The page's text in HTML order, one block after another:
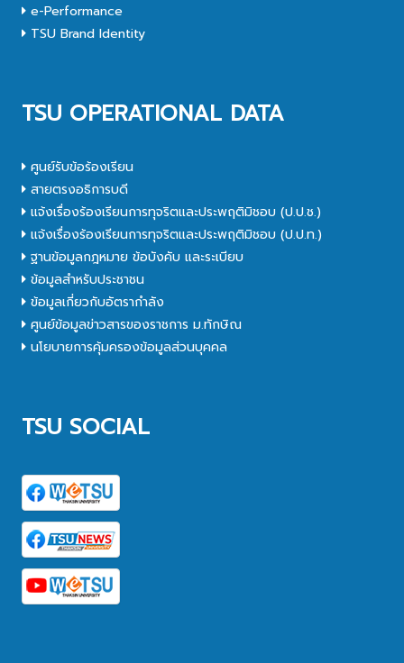
e-Performance
TSU Brand Identity
TSU OPERATIONAL DATA
ศูนย์รับข้อร้องเรียน
สายตรงอธิการบดี
แจ้งเรื่องร้องเรียนการทุจริตและประพฤติมิชอบ (ป.ป.ช.)
แจ้งเรื่องร้องเรียนการทุจริตและประพฤติมิชอบ (ป.ป.ท.)
ฐานข้อมูลกฎหมาย ข้อบังคับ และระเบียบ
ข้อมูลสำหรับประชาชน
ข้อมูลเกี่ยวกับอัตรากำลัง
ศูนย์ข้อมูลข่าวสารของราชการ ม.ทักษิณ
นโยบายการคุ้มครองข้อมูลส่วนบุคคล
TSU SOCIAL